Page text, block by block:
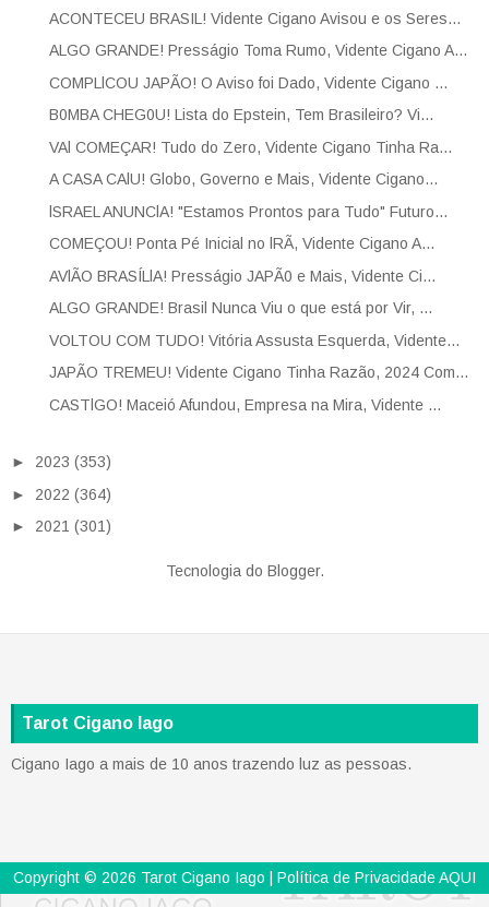
ACONTECEU BRASIL! Vidente Cigano Avisou e os Seres...
ALGO GRANDE! Presságio Toma Rumo, Vidente Cigano A...
COMPLlCOU JAPÃO! O Aviso foi Dado, Vidente Cigano ...
B0MBA CHEG0U! Lista do Epstein, Tem Brasileiro? Vi...
VAl COMEÇAR! Tudo do Zero, Vidente Cigano Tinha Ra...
A CASA CAlU! Globo, Governo e Mais, Vidente Cigano...
lSRAEL ANUNClA! "Estamos Prontos para Tudo" Futuro...
COMEÇOU! Ponta Pé Inicial no lRÃ, Vidente Cigano A...
AVlÃO BRASÍLlA! Presságio JAPÃ0 e Mais, Vidente Ci...
ALGO GRANDE! Brasil Nunca Viu o que está por Vir, ...
VOLTOU COM TUDO! Vitória Assusta Esquerda, Vidente...
JAPÃO TREMEU! Vidente Cigano Tinha Razão, 2024 Com...
CASTlGO! Maceió Afundou, Empresa na Mira, Vidente ...
► 2023 (353)
► 2022 (364)
► 2021 (301)
Tecnologia do Blogger.
Tarot Cigano Iago
Cigano Iago a mais de 10 anos trazendo luz as pessoas.
Copyright © 2026 Tarot Cigano Iago | Política de PrivacidadeAQUI